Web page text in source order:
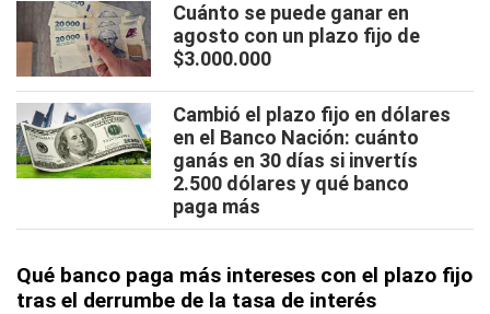
Cuánto se puede ganar en
agosto con un plazo fijo de
$3.000.000
Cambió el plazo fijo en dólares
en el Banco Nación: cuánto
ganás en 30 días si invertís
2.500 dólares y qué banco
paga más
Qué banco paga más intereses con el plazo fijo
tras el derrumbe de la tasa de interés